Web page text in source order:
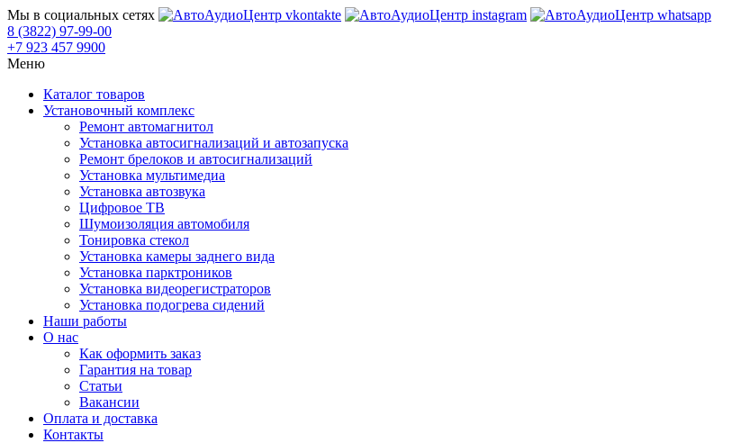
Мы в социальных сетях
8 (3822) 97-99-00
+7 923 457 9900
Меню
Каталог товаров
Установочный комплекс
Ремонт автомагнитол
Установка автосигнализаций и автозапуска
Ремонт брелоков и автосигнализаций
Установка мультимедиа
Установка автозвука
Цифровое ТВ
Шумоизоляция автомобиля
Тонировка стекол
Установка камеры заднего вида
Установка парктроников
Установка видеорегистраторов
Установка подогрева сидений
Наши работы
О нас
Как оформить заказ
Гарантия на товар
Статьи
Вакансии
Оплата и доставка
Контакты